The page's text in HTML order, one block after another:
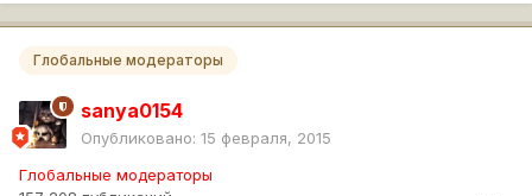
Глобальные модераторы
sanya0154
Опубликовано: 15 февраля, 2015
Глобальные модераторы